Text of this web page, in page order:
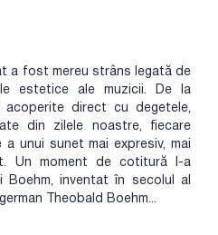
a fost mereu strâns legată de
estetice ale muzicii. De la
acoperite direct cu degetele,
din zilele noastre, fiecare
unui sunet mai expresiv, mai
Un moment de cotitură l-a
Boehm, inventat în secolul al
Theobald Boehm...